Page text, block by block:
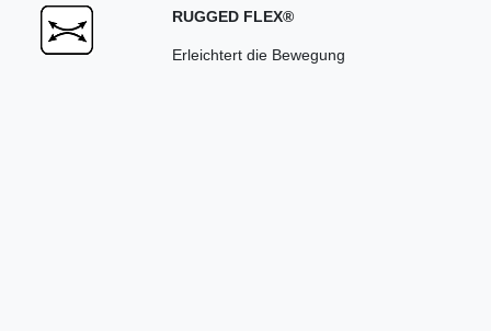
RUGGED FLEX®
Erleichtert die Bewegung